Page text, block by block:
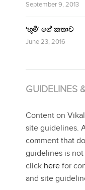
September 9, 2013
‘භූමි’ ගේ කතාව
June 23, 2016
GUIDELINES
Content on
site guidelines.
comment that
guidelines is
click here for
and site